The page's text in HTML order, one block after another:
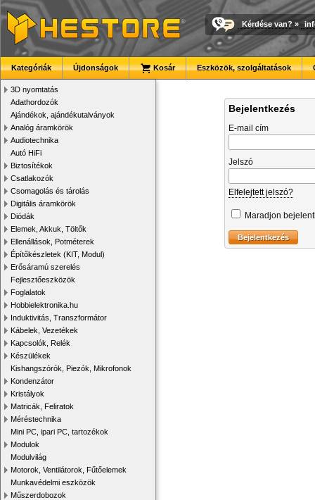
Kérdése van? »
Kategóriák Újdonságok Kosár Eszközök, szolgáltatások
3D nyomtatás
Adathordozók
Ajándékok, ajándékutalványok
Analóg áramkörök
Audiotechnika
Autó HiFi
Biztosítékok
Csatlakozók
Csomagolás és tárolás
Digitális áramkörök
Diódák
Elemek, Akkuk, Töltők
Ellenállások, Potméterek
Építőkészletek (KIT, Modul)
Erősáramú szerelés
Fejlesztőeszközök
Foglalatok
Hobbielektronika.hu
Induktivitás, Transzformátor
Kábelek, Vezetékek
Kapcsolók, Relék
Készülékek
Kishangszórók, Piezók, Mikrofonok
Kondenzátor
Kristályok
Matricák, Feliratok
Méréstechnika
Mini PC, ipari PC, tartozékok
Modulok
Modulvilág
Motorok, Ventilátorok, Fűtőelemek
Munkavédelmi eszközök
Műszerdobozok
Bejelentkezés
E-mail cím
Jelszó
Elfelejtett jelszó?
Maradjon